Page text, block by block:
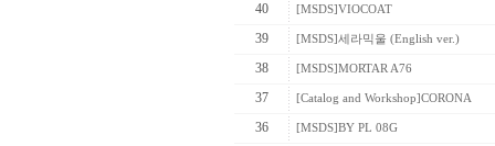
40 [MSDS]VIOCOAT
39 [MSDS]세라믹울 (English ver.)
38 [MSDS]MORTAR A76
37 [Catalog and Workshop]CORONA
36 [MSDS]BY PL 08G